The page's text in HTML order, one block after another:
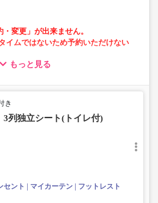
変更」が出来ません。
イムではないため予約いただけない
る場合がございます。これに伴い、
もっと見る
き
3列独立シート(トイレ付)
セント マイカーテン
フットレスト